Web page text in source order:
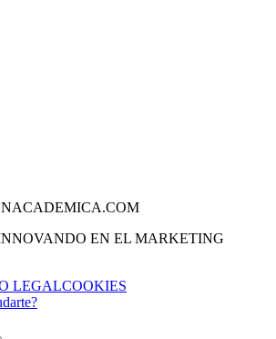
EN EL MARKETING
LEGALCOOKIES